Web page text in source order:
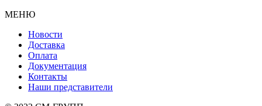
МЕНЮ
Новости
Доставка
Оплата
Документация
Контакты
Наши представители